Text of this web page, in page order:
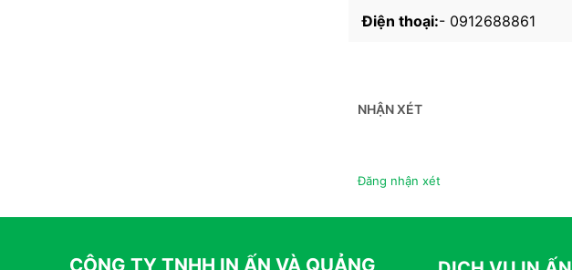
Điện thoại:- 0912688861
NHẬN XÉT
Đăng nhận xét
CÔNG TY TNHH IN ẤN VÀ QUẢNG